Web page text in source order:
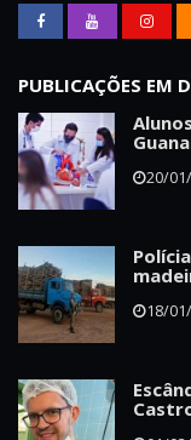
PUBLICAÇÕES EM
20/
18/